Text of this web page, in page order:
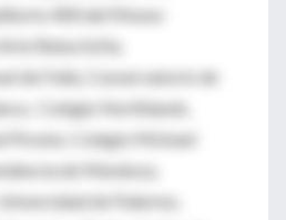
400 del Museo
Reina Sofía,
de Falla, Conservatorio de
Colegio Northlands,
Pironio, Colegio Michael
de Mendoza,
de Palermo,